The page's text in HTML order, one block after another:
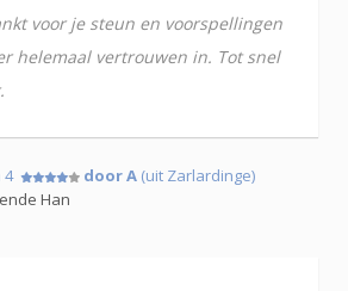
voor je steun en voorspellingen
helemaal vertrouwen in. Tot snel
4 door A (uit Zarlardinge)
Han